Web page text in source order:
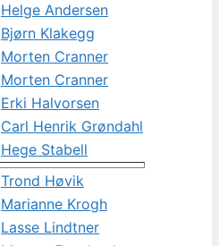
Helge Andersen
Bjørn Klakegg
Morten Cranner
Morten Cranner
Erki Halvorsen
Carl Henrik Grøndahl
Hege Stabell
Trond Høvik
Marianne Krogh
Lasse Lindtner